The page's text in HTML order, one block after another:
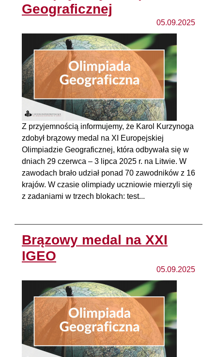
Geograficznej
05.09.2025
Z przyjemnością informujemy, że Karol Kurzynoga
zdobył brązowy medal na XI Europejskiej
Olimpiadzie Geograficznej, która odbywała się w
dniach 29 czerwca – 3 lipca 2025 r. na Litwie. W
zawodach brało udział ponad 70 zawodników z 16
krajów. W czasie olimpiady uczniowie mierzyli się
z zadaniami w trzech blokach: test...
Brązowy medal na XXI
IGEO
05.09.2025